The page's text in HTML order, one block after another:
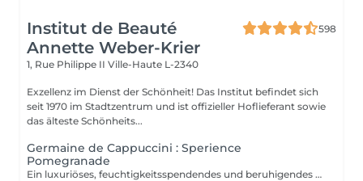
Institut de Beauté
Annette Weber-Krier
598
1, Rue Philippe II Ville-Haute L-2340
Exzellenz im Dienst der Schönheit! Das Institut befindet sich
seit 1970 im Stadtzentrum und ist offizieller Hoflieferant sowie
das älteste Schönheits...
Germaine de Cappuccini : Sperience
Pomegranade
Ein luxuriöses, feuchtigkeitsspendendes und beruhigendes Ritual für den Körper, das individuell an die Bedürfnisse der Haut angepasst werden kann. Die Linie basiert auf Granatapfel, einen fantastischen Inhaltsstoff, beruhigend und antioxidativ. Das Ergebnis verspricht Zellerneuerung, Vitalität und Feuchtigkeit! GRANATAPFEL-KÖRPERPEELING: Genießen Sie zusammen mit dem Puder- und Creme-Körperpeeling ein 45-minütiges Ganzkörper-Peeling-Ritual. GRANATAPFEL-KÖRPERMASSAGE: Im Liegen massieren, dann im Liegen mit der sensorischen Massagecreme. Dieses Ritual dauert 45 Minuten. GRANATAPFEL-KÖRPERPACKUNG: Die Packung wird mit sanften Bewegungen aufgetragen und 20 Minuten einwirken gelassen, bevor das Produkt einmassiert wird durch eine tolle Massage. Dieses Ritual dauert 60 Minuten. POMEGRANATE RED SERENITY: Ein köstliches 90-minütiges Ritual, das die Kraft von Granatapfelkernen mit der kraftvollen feuchtigkeitsspendenden Wirkung von der Creme kombiniert. POMEGRANATE SWEET COCOON: Tauchen Sie 90 Minuten lang in die Welt von Pomegranate Sperience ein mit diesem kompletten Ritual inklusive Peeling, Massage und Packung.